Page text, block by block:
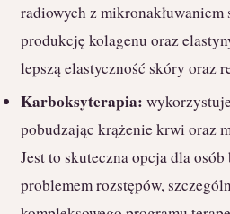
radiowych z
produkcję kolagenu oraz
lepszą elastyczność skóry oraz
Karboksyterapia:
pobudzając krążenie krwi oraz
Jest to skuteczna opcja dla
problemem rozstępów,